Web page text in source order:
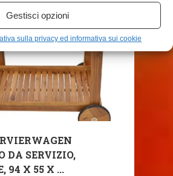
Gestisci opzioni
sulla privacy ed informativa sui cookie
DA SERVIZIO,
94 X 55 X ...